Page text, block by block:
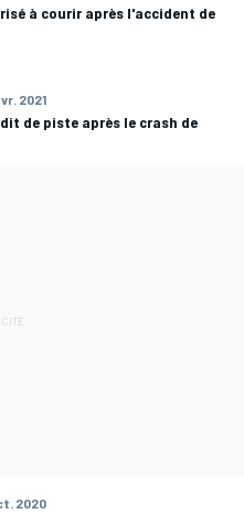
à courir après l'accident de
2021
de piste après le crash de
2020